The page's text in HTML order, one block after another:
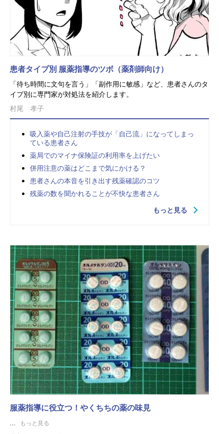
患者タイプ別 服薬指導のツボ（薬剤師向け）
「待ち時間に文句を言う」「副作用に敏感」など、患者さんのタ
イプ別に専門家が対処法を紹介します。
村尾 孝子
吸入薬や自己注射の手技が「自己流」になってしまっ
ている患者さん
薬局でのマイナ保険証の利用率を上げたい
併用注意の薬はどこまで気にかける？
患者さんの本音を引き出す残薬確認のコツ
残薬の数を聞かれることが不快な患者さん
もっと見る
服薬指導に役立つ！やくちちの薬の味見
もっと見る